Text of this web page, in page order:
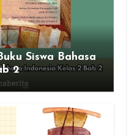
Siswa Bahasa
2